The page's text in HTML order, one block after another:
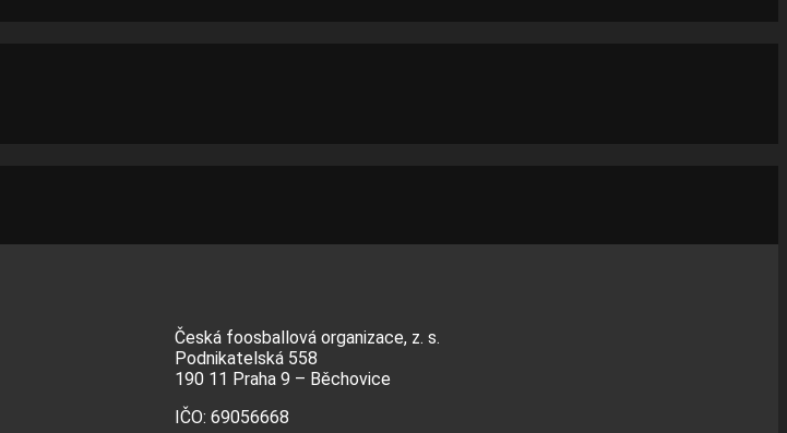
Česká foosballová organizace, z. s.
Podnikatelská 558
190 11 Praha 9 – Běchovice
IČO: 69056668